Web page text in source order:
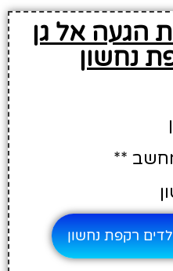
הגעה אל גן
נחשון
**
רקפת נחשון